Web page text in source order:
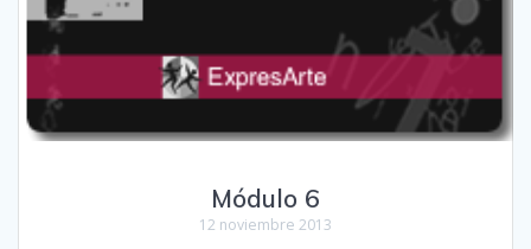
Módulo 6
12 noviembre 2013